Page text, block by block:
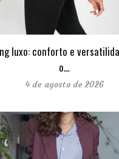
luxo: conforto e
o…
4 de agosto de 2026